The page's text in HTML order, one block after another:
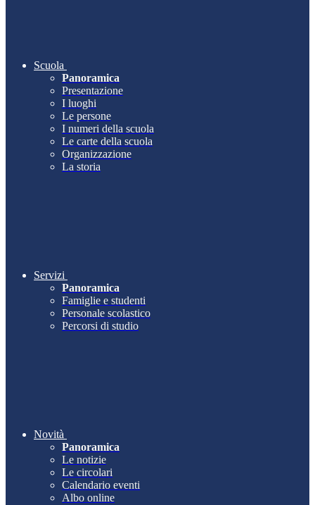
Scuola
Panoramica
Presentazione
I luoghi
Le persone
I numeri della scuola
Le carte della scuola
Organizzazione
La storia
Servizi
Panoramica
Famiglie e studenti
Personale scolastico
Percorsi di studio
Novità
Panoramica
Le notizie
Le circolari
Calendario eventi
Albo online